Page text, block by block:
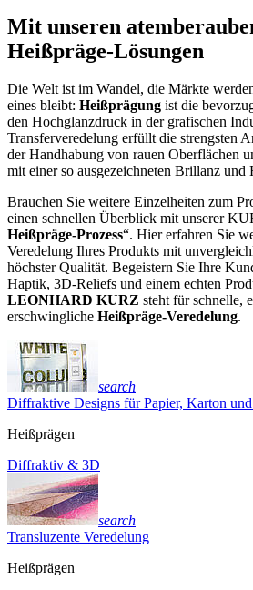
Mit unseren
Heißpräge-Lösungen
Die Welt ist im Wandel, die Märkte
eines bleibt: Heißprägung ist die
den Hochglanzdruck in der grafischen
Transferveredelung erfüllt die strengsten
der Handhabung von rauen Oberflächen
mit einer so ausgezeichneten Brillanz und
Brauchen Sie weitere Einzelheiten zum
einen schnellen Überblick mit unserer
Heißpräge-Prozess“. Hier erfahren Sie
Veredelung Ihres Produkts mit
höchster Qualität. Begeistern Sie Ihre
Haptik, 3D-Reliefs und einem echten
LEONHARD KURZ steht für schnelle,
erschwingliche Heißpräge-Veredelung.
search
Diffraktive Designs für Papier, Karton
Heißprägen
Diffraktiv & 3D
search
Transluzente Veredelung
Heißprägen